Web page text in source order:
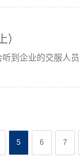
）
到企业的交服人员
5 6 7